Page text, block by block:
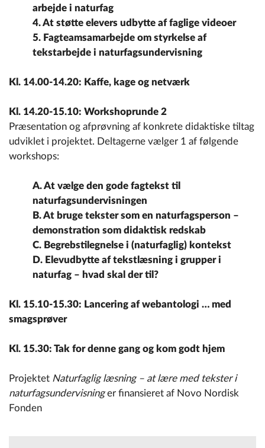
arbejde i naturfag
4. At støtte elevers udbytte af faglige videoer
5. Fagteamsamarbejde om styrkelse af
tekstarbejde i naturfagsundervisning
Kl. 14.00-14.20: Kaffe, kage og netværk
Kl. 14.20-15.10: Workshoprunde 2
Præsentation og afprøvning af konkrete didaktiske tiltag
udviklet i projektet. Deltagerne vælger 1 af følgende
workshops:
A. At vælge den gode fagtekst til
naturfagsundervisningen
B. At bruge tekster som en naturfagsperson –
demonstration som didaktisk redskab
C. Begrebstilegnelse i (naturfaglig) kontekst
D. Elevudbytte af tekstlæsning i grupper i
naturfag – hvad skal der til?
Kl. 15.10-15.30: Lancering af webantologi … med
smagsprøver
Kl. 15.30: Tak for denne gang og kom godt hjem
Projektet Naturfaglig læsning – at lære med tekster i
naturfagsundervisninger finansieret af Novo Nordisk
Fonden